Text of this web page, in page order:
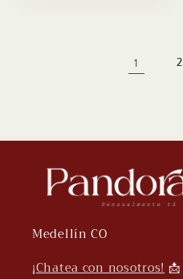
1 2
Medellín CO
¡Chatea con nosotros!📩